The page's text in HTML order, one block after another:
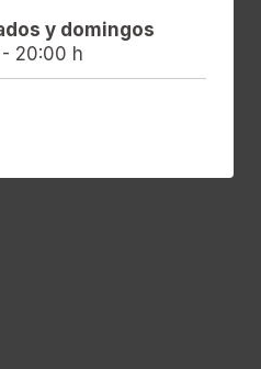
y domingos
20:00 h